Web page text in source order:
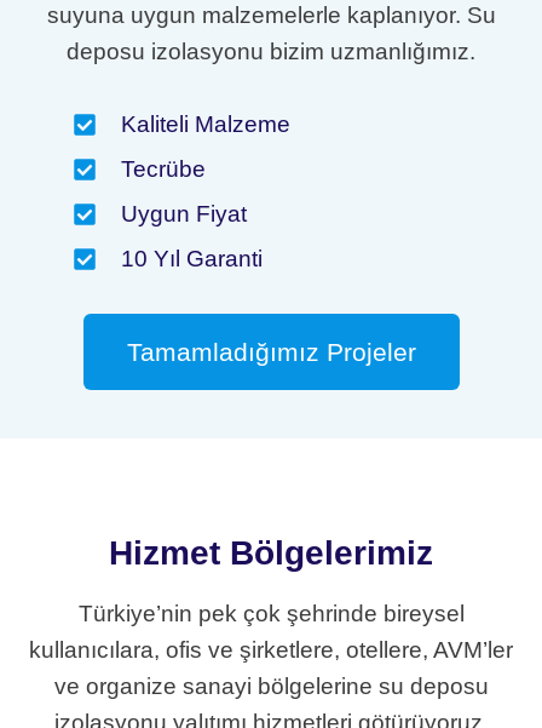
suyuna uygun malzemelerle kaplanıyor. Su
deposu izolasyonu bizim uzmanlığımız.
Kaliteli Malzeme
Tecrübe
Uygun Fiyat
10 Yıl Garanti
Tamamladığımız Projeler
Hizmet Bölgelerimiz
Türkiye’nin pek çok şehrinde bireysel
kullanıcılara, ofis ve şirketlere, otellere, AVM’ler
ve organize sanayi bölgelerine su deposu
izolasyonu yalıtımı hizmetleri götürüyoruz.